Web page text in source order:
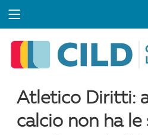
Atletico Diritti:
calcio non ha le